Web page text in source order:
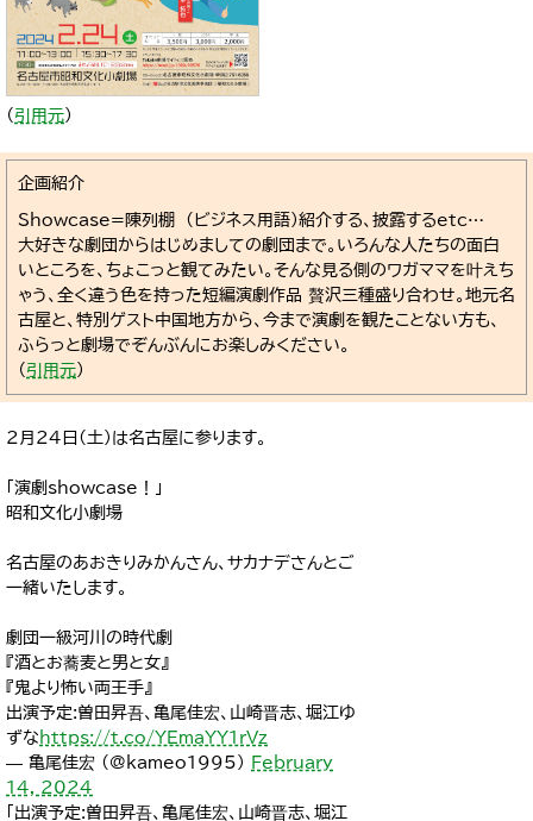
（ 引用元）
企画紹介
Showcase=陳列棚 (ビジネス用語)紹介する、披露するetc…
大好きな劇団からはじめましての劇団まで。いろんな人たちの面白
いところを、ちょこっと観てみたい。そんな見る側のワガママを叶えち
ゃう、全く違う色を持った短編演劇作品 贅沢三種盛り合わせ。地元名
古屋と、特別ゲスト中国地方から、今まで演劇を観たことない方も、
ふらっと劇場でぞんぶんにお楽しみください。
（ 引用元）
2月24日(土)は名古屋に参ります。
「演劇showcase！」
昭和文化小劇場
名古屋のあおきりみかんさん、サカナデさんとご
一緒いたします。
劇団一級河川の時代劇
『酒とお蕎麦と男と女』
『鬼より怖い両王手』
出演予定:曽田昇吾、亀尾佳宏、山崎晋志、堀江ゆ
ずな https://t.co/YEmaYY1rVz
— 亀尾佳宏 (@kameo1995)
February
14, 2024
「出演予定:曽田昇吾、亀尾佳宏、山崎晋志、堀江